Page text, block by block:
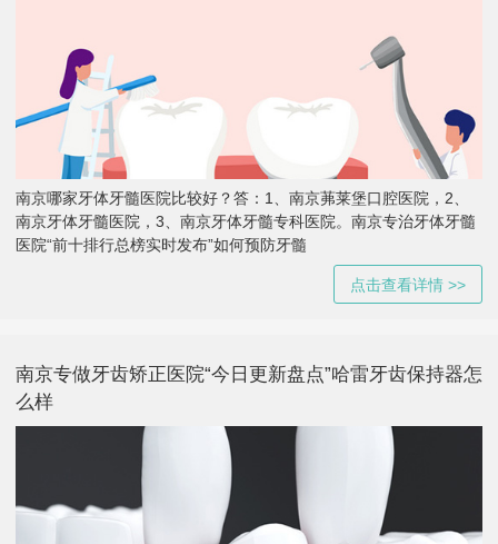
南京哪家牙体牙髓医院比较好？答：1、南京茀莱堡口腔医院，2、
南京牙体牙髓医院，3、南京牙体牙髓专科医院。南京专治牙体牙髓
医院“前十排行总榜实时发布”如何预防牙髓
点击查看详情 >>
南京专做牙齿矫正医院“今日更新盘点”哈雷牙齿保持器怎
么样